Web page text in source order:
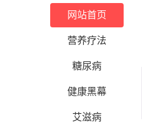
网站首页
营养疗法
糖尿病
健康黑幕
艾滋病